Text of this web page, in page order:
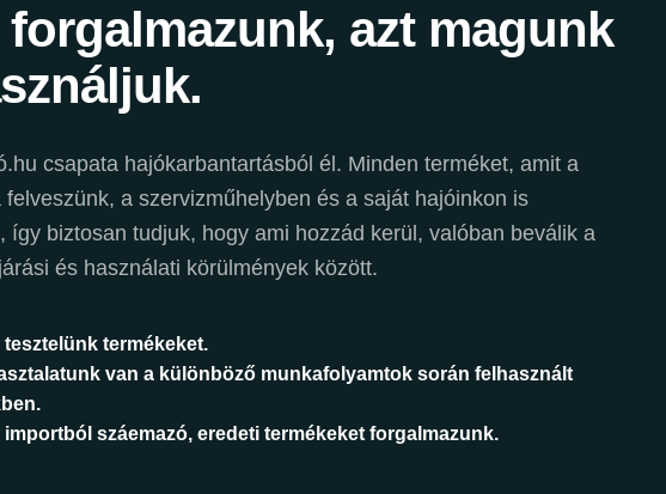
azt magunk
csapata hajókarbantartásból él. Minden terméket, amit a
felveszünk, a szervizműhelyben és a saját hajóinkon is
így biztosan tudjuk, hogy ami hozzád kerül, valóban beválik a
és használati körülmények között.
tesztelünk termékeket.
van a különböző munkafolyamtok során felhasznált
importból száemazó, eredeti termékeket forgalmazunk.